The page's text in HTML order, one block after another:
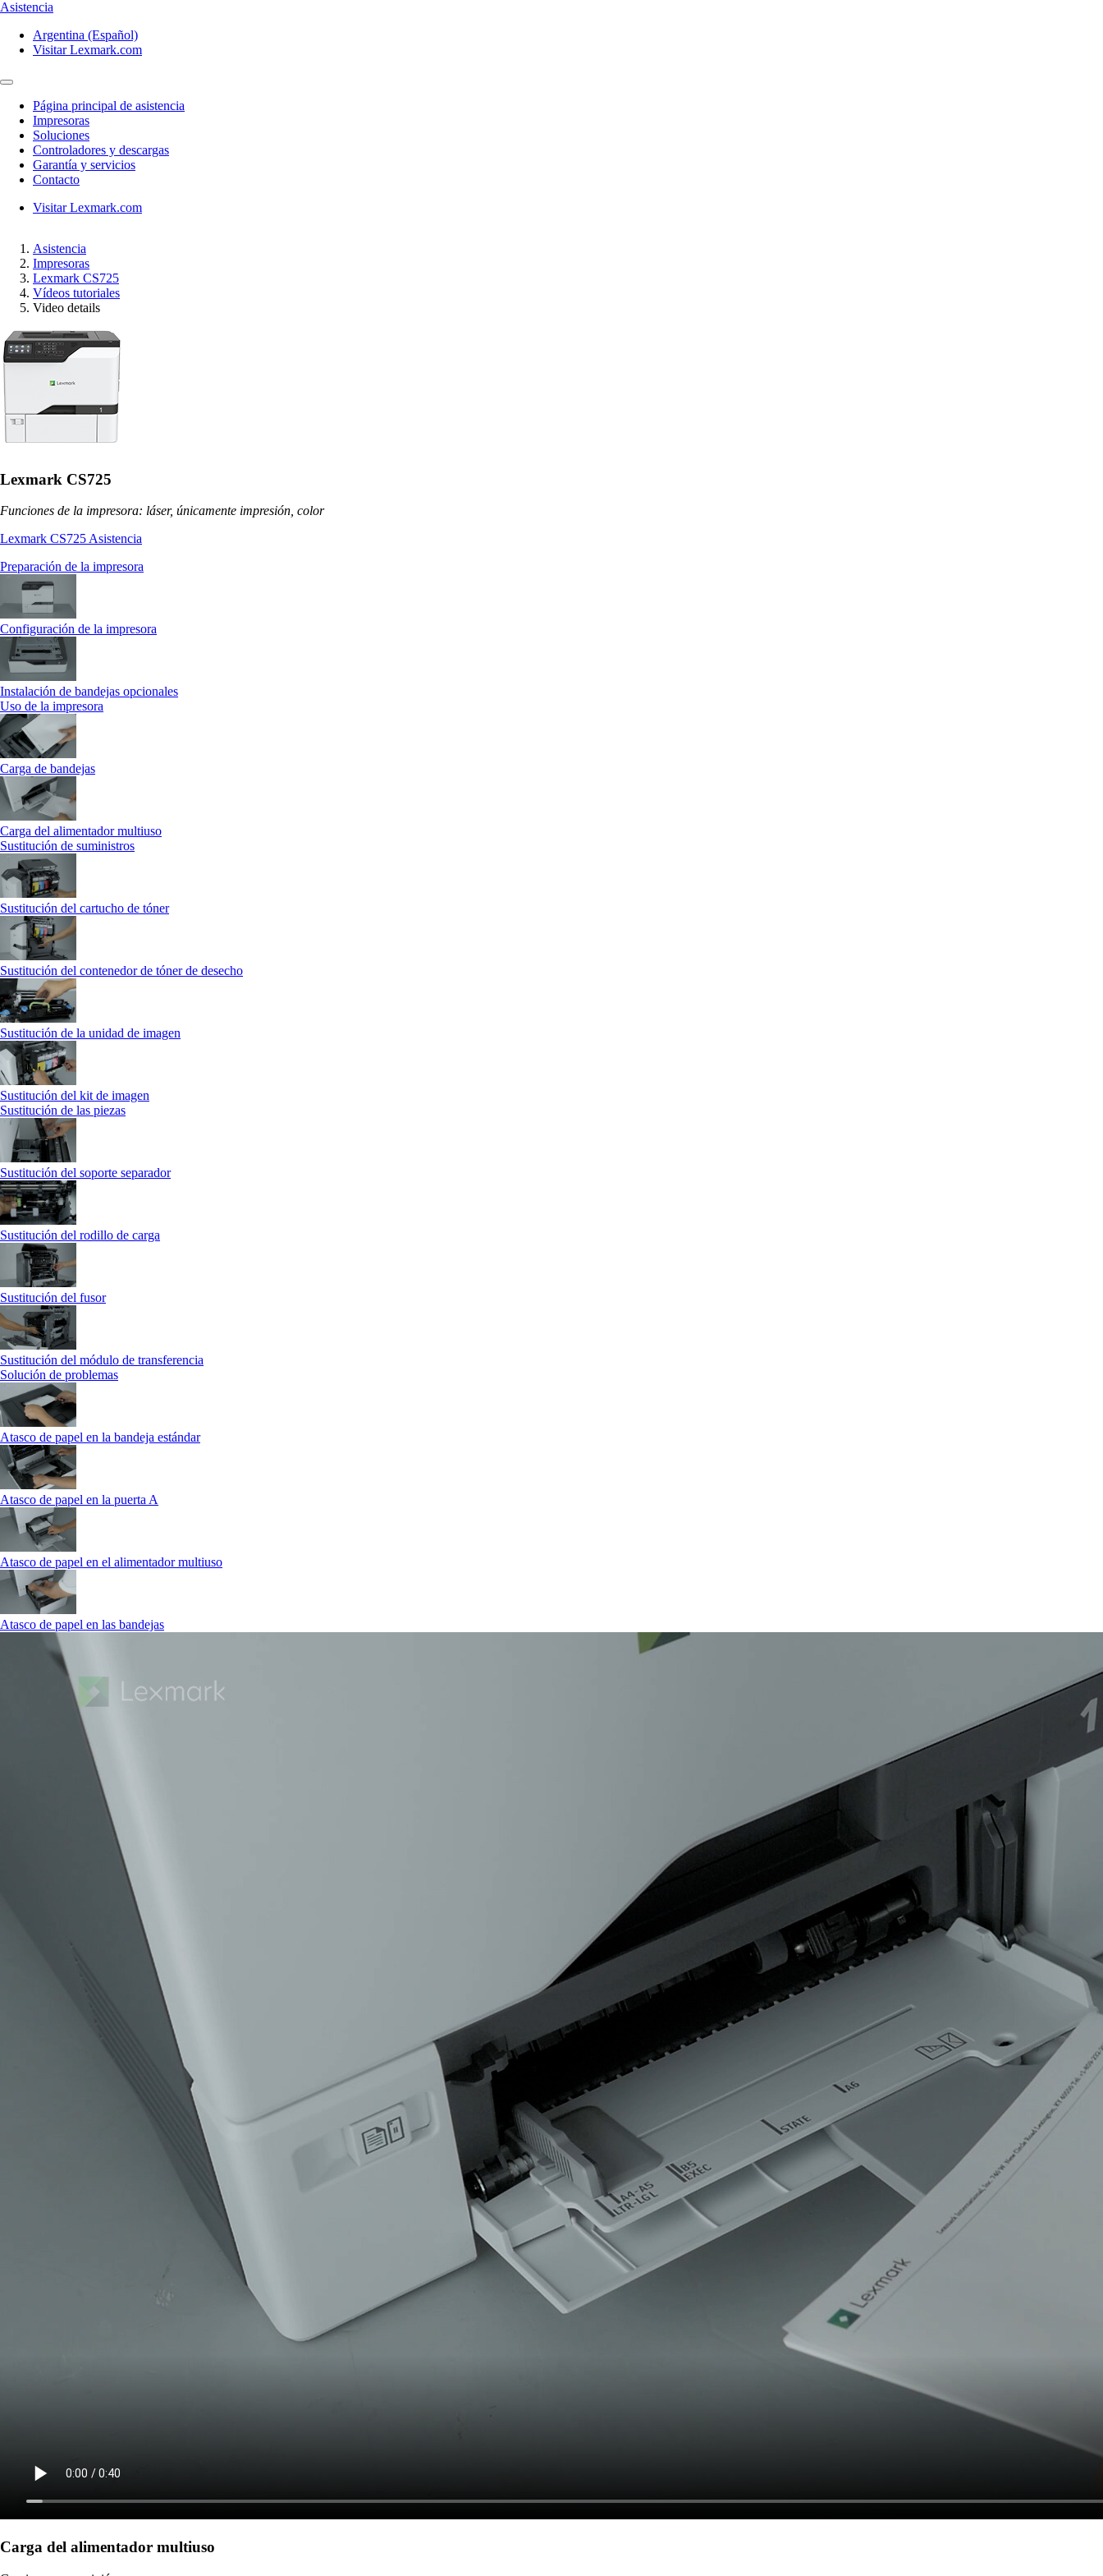
Asistencia
Argentina (Español)
Visitar Lexmark.com
Página principal de asistencia
Impresoras
Soluciones
Controladores y descargas
Garantía y servicios
Contacto
Visitar Lexmark.com
Asistencia
Impresoras
Lexmark CS725
Vídeos tutoriales
Video details
Lexmark CS725
Funciones de la impresora: láser, únicamente impresión, color
Lexmark CS725 Asistencia
Preparación de la impresora
Configuración de la impresora
Instalación de bandejas opcionales
Uso de la impresora
Carga de bandejas
Carga del alimentador multiuso
Sustitución de suministros
Sustitución del cartucho de tóner
Sustitución del contenedor de tóner de desecho
Sustitución de la unidad de imagen
Sustitución del kit de imagen
Sustitución de las piezas
Sustitución del soporte separador
Sustitución del rodillo de carga
Sustitución del fusor
Sustitución del módulo de transferencia
Solución de problemas
Atasco de papel en la bandeja estándar
Atasco de papel en la puerta A
Atasco de papel en el alimentador multiuso
Atasco de papel en las bandejas
Carga del alimentador multiuso